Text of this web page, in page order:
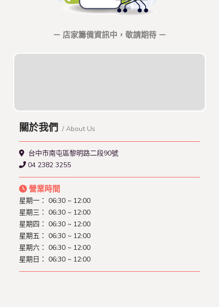
－ 店家籌備資訊中，敬請期待 －
關於我們 / About Us
台中市南屯區黎明路二段90號
04 2382 3255
營業時間
星期一： 06:30 ~ 12:00
星期三： 06:30 ~ 12:00
星期四： 06:30 ~ 12:00
星期五： 06:30 ~ 12:00
星期六： 06:30 ~ 12:00
星期日： 06:30 ~ 12:00